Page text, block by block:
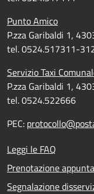
Punto Amico
P.zza Garibaldi 1,
tel. 0524.517311-
Servizio Taxi
P.zza Garibaldi 1,
tel. 0524.522666
PEC:
Leggi le FAQ
Prenotazione
Segnalazione